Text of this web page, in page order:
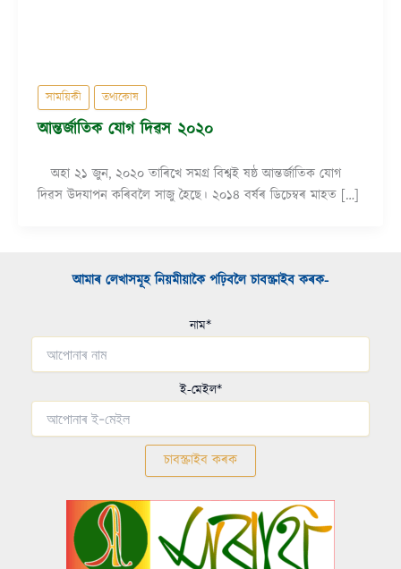
সাময়িকী তথ্যকোষ
আন্তৰ্জাতিক যোগ দিৱস ২০২০
অহা ২১ জুন, ২০২০ তাৰিখে সমগ্ৰ বিশ্বই ষষ্ঠ আন্তৰ্জাতিক যোগ
দিৱস উদযাপন কৰিবলৈ সাজু হৈছে। ২০১৪ বৰ্ষৰ ডিচেম্বৰ মাহত […]
আমাৰ লেখাসমূহ নিয়মীয়াকৈ পঢ়িবলৈ চাবস্ক্ৰাইব কৰক-​
নাম*
ই-মেইল*